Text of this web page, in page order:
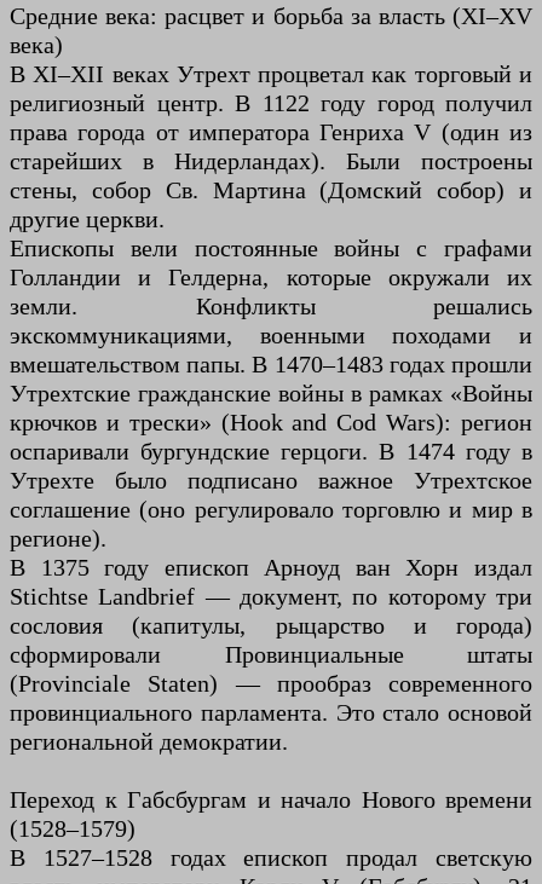
Средние века: расцвет и борьба за власть (XI–XV
века)
В XI–XII веках Утрехт процветал как торговый и
религиозный центр. В 1122 году город получил
права города от императора Генриха V (один из
старейших в Нидерландах). Были построены
стены, собор Св. Мартина (Домский собор) и
другие церкви.
Епископы вели постоянные войны с графами
Голландии и Гелдерна, которые окружали их
земли. Конфликты решались
экскоммуникациями, военными походами и
вмешательством папы. В 1470–1483 годах прошли
Утрехтские гражданские войны в рамках «Войны
крючков и трески» (Hook and Cod Wars): регион
оспаривали бургундские герцоги. В 1474 году в
Утрехте было подписано важное Утрехтское
соглашение (оно регулировало торговлю и мир в
регионе).
В 1375 году епископ Арноуд ван Хорн издал
Stichtse Landbrief — документ, по которому три
сословия (капитулы, рыцарство и города)
сформировали Провинциальные штаты
(Provinciale Staten) — прообраз современного
провинциального парламента. Это стало основой
региональной демократии.
Переход к Габсбургам и начало Нового времени
(1528–1579)
В 1527–1528 годах епископ продал светскую